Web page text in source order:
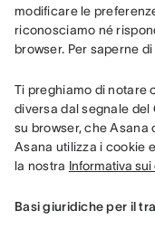
modificare le
riconosciamo né
browser. Per saperne
Ti preghiamo di notare
diversa dal segnale
su browser, che Asana
Asana utilizza i cookie
la nostra Informativa sui
Basi giuridiche per il